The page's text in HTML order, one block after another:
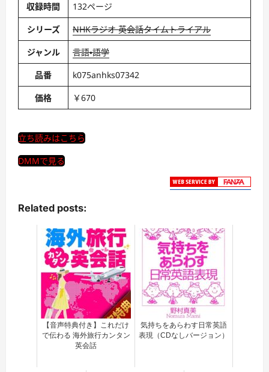
収録時間
132ページ
シリーズ
NHKラジオ 英会話タイムトライアル
ジャンル
言語・語学
品番
k075anhks07342
価格
￥670
立ち読みはこちら
DMMで見る
Related posts:
【音声特典付き】これだけ
で伝わる 海外旅行カンタン
英会話
気持ちをあらわす日常英語
表現（CDなしバージョン）